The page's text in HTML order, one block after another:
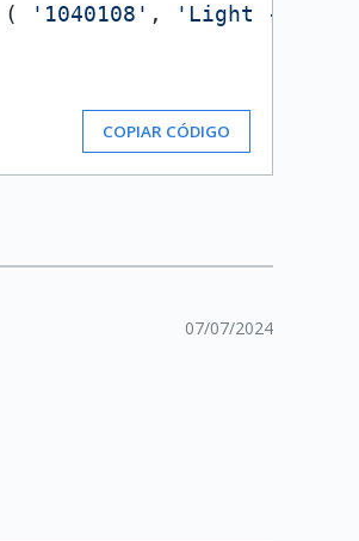
( '1040108' , 'Light - 350
COPIAR CÓDIGO
07/07/2024